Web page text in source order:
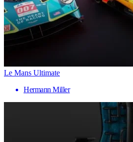
Le Mans Ultimate
Hermann Miller